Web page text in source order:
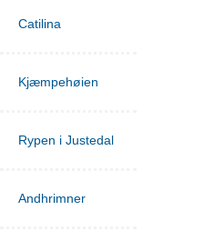
Catilina
Kjæmpehøien
Rypen i Justedal
Andhrimner